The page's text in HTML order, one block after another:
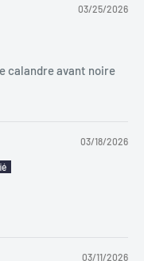
03/25/2026
calandre avant noire
03/18/2026
03/11/2026